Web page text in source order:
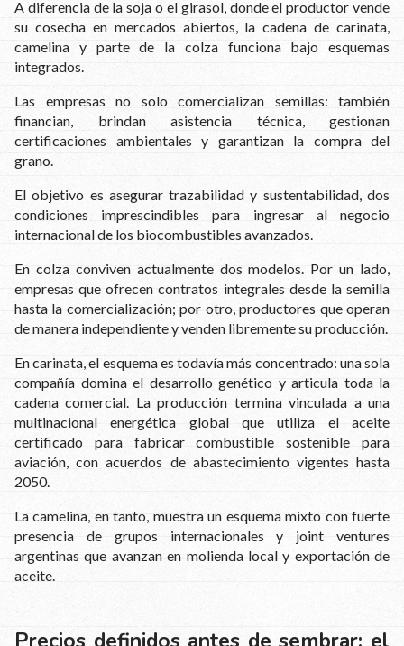
A diferencia de la soja o el girasol, donde el productor vende
su cosecha en mercados abiertos, la cadena de carinata,
camelina y parte de la colza funciona bajo esquemas
integrados.
Las empresas no solo comercializan semillas: también
financian, brindan asistencia técnica, gestionan
certificaciones ambientales y garantizan la compra del
grano.
El objetivo es asegurar trazabilidad y sustentabilidad, dos
condiciones imprescindibles para ingresar al negocio
internacional de los biocombustibles avanzados.
En colza conviven actualmente dos modelos. Por un lado,
empresas que ofrecen contratos integrales desde la semilla
hasta la comercialización; por otro, productores que operan
de manera independiente y venden libremente su producción.
En carinata, el esquema es todavía más concentrado: una sola
compañía domina el desarrollo genético y articula toda la
cadena comercial. La producción termina vinculada a una
multinacional energética global que utiliza el aceite
certificado para fabricar combustible sostenible para
aviación, con acuerdos de abastecimiento vigentes hasta
2050.
La camelina, en tanto, muestra un esquema mixto con fuerte
presencia de grupos internacionales y joint ventures
argentinas que avanzan en molienda local y exportación de
aceite.